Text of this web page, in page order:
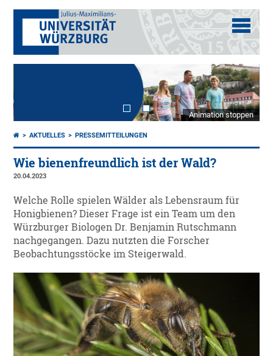
Animation stoppen
AKTUELLES PRESSEMITTEILUNGEN
Wie bienenfreundlich ist der Wald?
20.04.2023
Welche Rolle spielen Wälder als Lebensraum für
Honigbienen? Dieser Frage ist ein Team um den
Würzburger Biologen Dr. Benjamin Rutschmann
nachgegangen. Dazu nutzten die Forscher
Beobachtungsstöcke im Steigerwald.